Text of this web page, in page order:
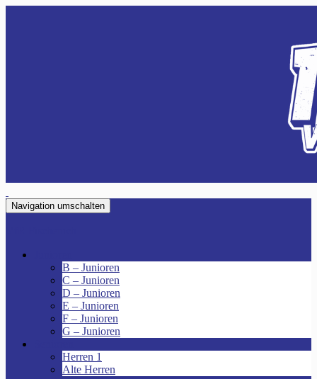
Navigation umschalten
B – Junioren
C – Junioren
D – Junioren
E – Junioren
F – Junioren
G – Junioren
Herren 1
Alte Herren